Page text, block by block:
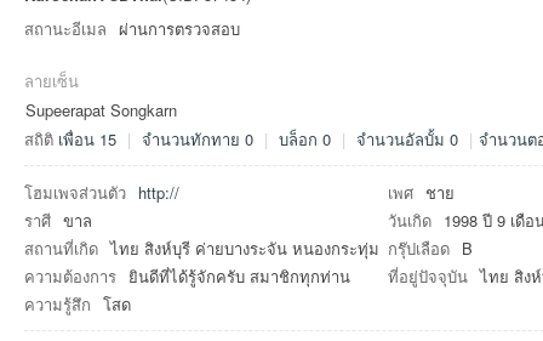
สถานะอีเมล ผ่านการตรวจสอบ
ลายเซ็น
Supeerapat Songkarn
สถิติ เพื่อน 15 | จำนวนทักทาย 0 | บล็อก 0 | จำนวนอัลบั้ม 0 | จำนวนต
โฮมเพจส่วนตัว http:// เพศ ชาย
ราศี ขาล วันเกิด 1998 ปี 9 เดือ
สถานที่เกิด ไทย สิงห์บุรี ค่ายบางระจัน หนองกระทุ่ม กรุ๊ปเลือด B
ความต้องการ ยินดีที่ได้รู้จักครับ สมาชิกทุกท่าน ที่อยู่ปัจจุบัน ไทย สิง
ความรู้สึก โสด